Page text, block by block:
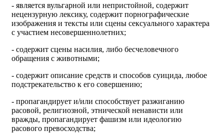
- является вульгарной или непристойной, содержит
нецензурную лексику, содержит порнографические
изображения и тексты или сцены сексуального характера
с участием несовершеннолетних;
- содержит сцены насилия, либо бесчеловечного
обращения с животными;
- содержит описание средств и способов суицида, любое
подстрекательство к его совершению;
- пропагандирует и/или способствует разжиганию
расовой, религиозной, этнической ненависти или
вражды, пропагандирует фашизм или идеологию
расового превосходства;